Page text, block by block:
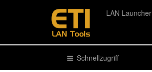
LAN Launcher
Schnellzugriff